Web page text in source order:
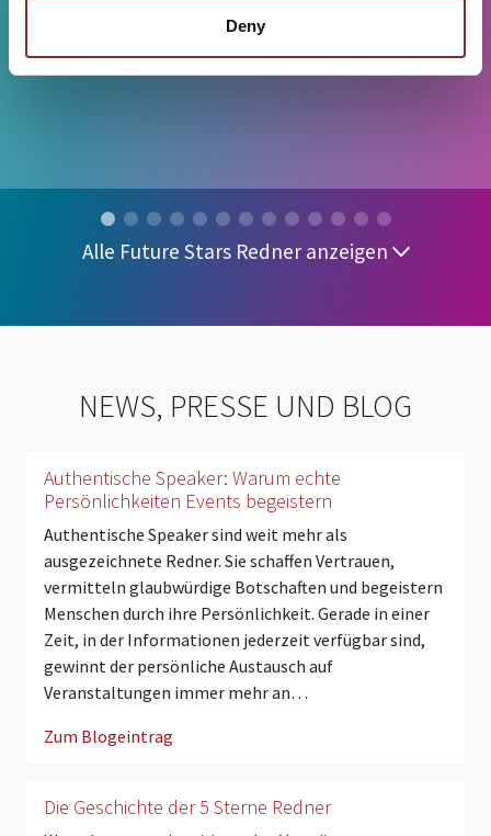
Deny
Alle Future Stars Redner anzeigen
NEWS, PRESSE UND BLOG
Authentische Speaker: Warum echte
Persönlichkeiten Events begeistern
Authentische Speaker sind weit mehr als
ausgezeichnete Redner. Sie schaffen Vertrauen,
vermitteln glaubwürdige Botschaften und begeistern
Menschen durch ihre Persönlichkeit. Gerade in einer
Zeit, in der Informationen jederzeit verfügbar sind,
gewinnt der persönliche Austausch auf
Veranstaltungen immer mehr an…
Zum Blogeintrag
Die Geschichte der 5 Sterne Redner